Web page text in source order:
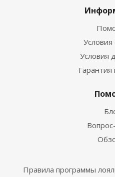
Условия
Условия
Гарантия
Правила программы